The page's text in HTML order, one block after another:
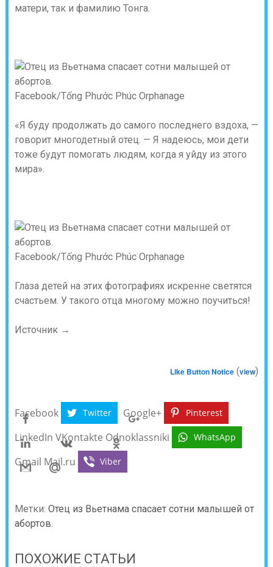
матери, так и фамилию Тонга.
Facebook/Tống Phước Phúc Orphanage
«Я буду продолжать до самого последнего вздоха, —
говорит многодетный отец. — Я надеюсь, мои дети
тоже будут помогать людям, когда я уйду из этого
мира».
Facebook/Tống Phước Phúc Orphanage
Глаза детей на этих фотографиях искренне светятся
счастьем. У такого отца многому можно поучиться!
Источник →
Like Button Notice (view)
Facebook Twitter Google+ Pinterest
LinkedIn VKontakte Odnoklassniki WhatsApp
Gmail Mail.ru Viber
Метки: Отец из Вьетнама спасает сотни малышей от
абортов.
ПОХОЖИЕ СТАТЬИ